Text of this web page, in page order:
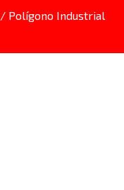
/ Polígono Industrial